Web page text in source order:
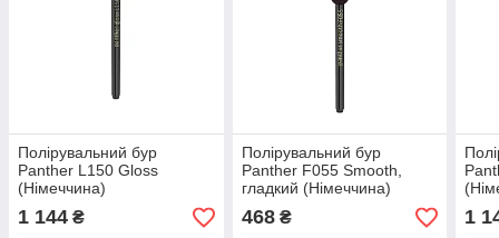
Полірувальний бур
Panther L150 Gloss
(Німеччина)
1 144 ₴
Полірувальний бур
Panther F055 Smooth,
гладкий (Німеччина)
468₴ 1